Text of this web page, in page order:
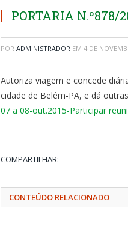
PORTARIA N.º878/
POR ADMINISTRADOR EM 4 DE
Autoriza viagem e concede
cidade de Belém-PA, e dá
07 a 08-out.2015-Participar
COMPARTILHAR:
CONTEÚDO RELACIONADO